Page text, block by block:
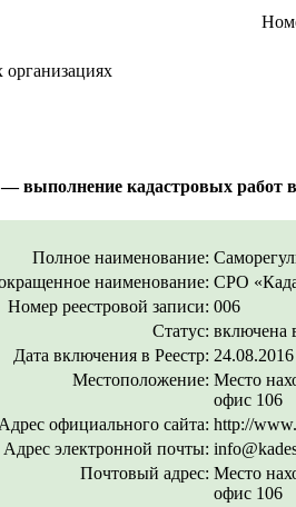
организациях
— выполнение кадастровых работ
Полное наименование:
наименование: СРО
Номер реестровой записи: 006
Статус: включена
Дата включения в Реестр: 24.08.2016
Местоположение: Место
офис 106
Адрес официального сайта: http://
Адрес электронной почты:
Почтовый адрес: Место
офис 106